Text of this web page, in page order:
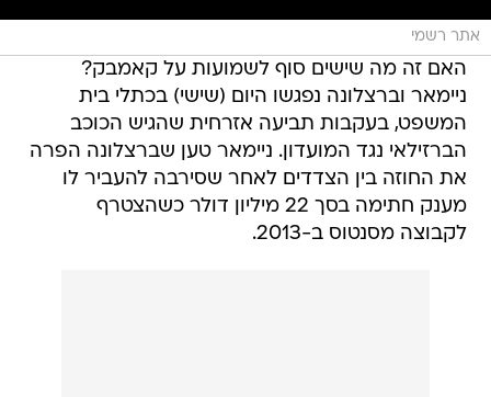
אתר רשמי
האם זה מה שישים סוף לשמועות על קאמבק?
ניימאר וברצלונה נפגשו היום (שישי) בכתלי בית
המשפט, בעקבות תביעה אזרחית שהגיש הכוכב
הברזילאי נגד המועדון. ניימאר טען שברצלונה הפרה
את החוזה בין הצדדים לאחר שסירבה להעביר לו
מענק חתימה בסך 22 מיליון דולר כשהצטרף
לקבוצה מסנטוס ב-2013.